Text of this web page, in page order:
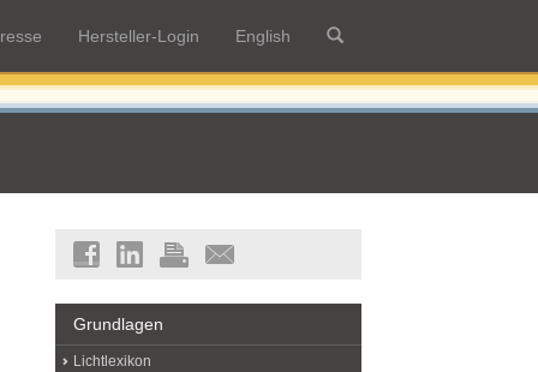
Hersteller-Login English
Grundlagen
Lichtlexikon